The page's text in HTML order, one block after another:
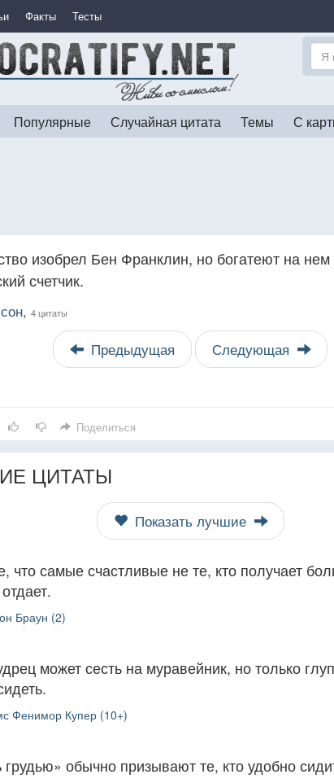
Факты Тесты
Популярные Случайная цитата Темы С
изобрел Бен Франклин, но богатеют на нем
счетчик.
4 цитаты
Предыдущая Следующая
Поделиться
ЦИТАТЫ
Показать лучшие
что самые счастливые не те, кто получает
Браун (2)
может сесть на муравейник, но только
Фенимор Купер (10+)
грудью» обычно призывают те, кто удобно